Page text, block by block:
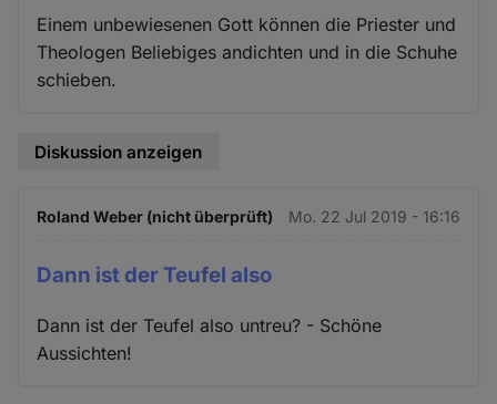
Einem unbewiesenen Gott können die Priester und
Theologen Beliebiges andichten und in die Schuhe
schieben.
Diskussion anzeigen
Roland Weber (nicht überprüft) Mo. 22 Jul 2019 - 16:16
Dann ist der Teufel also
Dann ist der Teufel also untreu? - Schöne
Aussichten!